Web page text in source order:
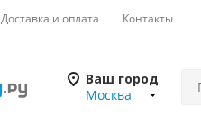
Доставка и оплата Контакты
Ваш город
Москва